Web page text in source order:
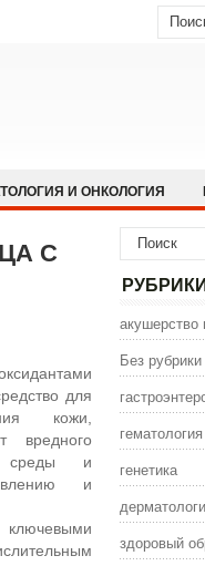
И ОНКОЛОГИЯ
ЗАБОЛЕВАНИЯ
УРОЛОГИЯ
С
для
кожи,
вредного
среды и
и
РУБРИКИ
акушерство
Без рубрики
генетика
здоровый